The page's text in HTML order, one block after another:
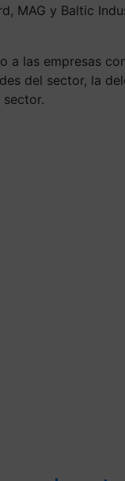
MAG y Baltic
las empresas
del sector, la